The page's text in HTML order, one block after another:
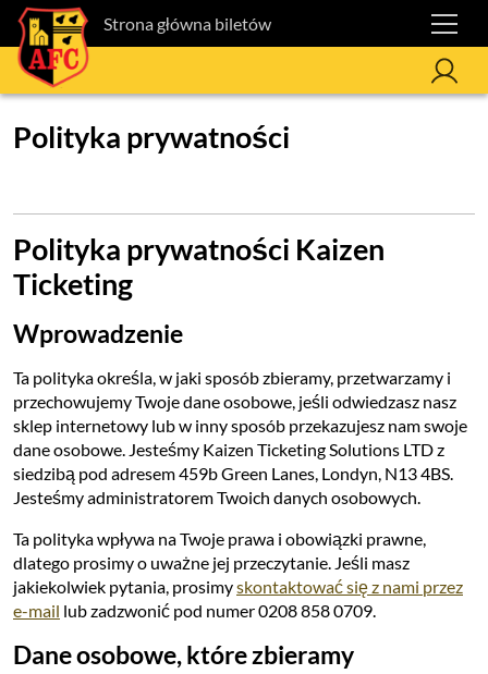
Strona główna biletów
Polityka prywatności
Polityka prywatności Kaizen
Ticketing
Wprowadzenie
Ta polityka określa, w jaki sposób zbieramy, przetwarzamy i
przechowujemy Twoje dane osobowe, jeśli odwiedzasz nasz
sklep internetowy lub w inny sposób przekazujesz nam swoje
dane osobowe. Jesteśmy Kaizen Ticketing Solutions LTD z
siedzibą pod adresem 459b Green Lanes, Londyn, N13 4BS.
Jesteśmy administratorem Twoich danych osobowych.
Ta polityka wpływa na Twoje prawa i obowiązki prawne,
dlatego prosimy o uważne jej przeczytanie. Jeśli masz
jakiekolwiek pytania, prosimyskontaktować się z nami przez
e-mail lub zadzwonić pod numer 0208 858 0709.
Dane osobowe, które zbieramy